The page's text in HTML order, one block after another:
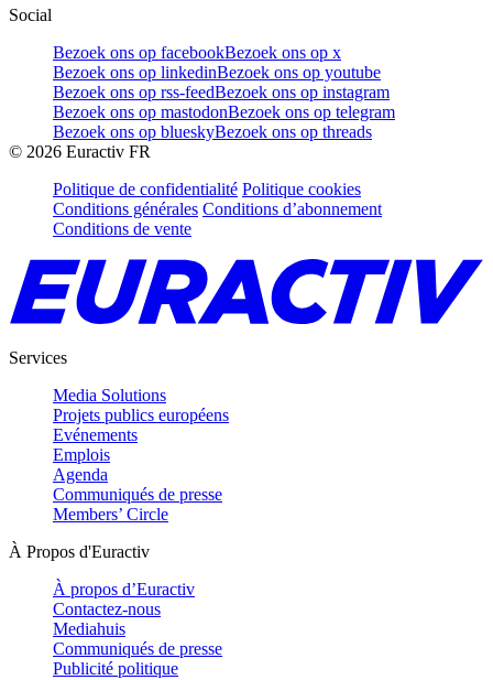
Social
Bezoek ons op facebookBezoek ons op x
Bezoek ons op linkedinBezoek ons op youtube
Bezoek ons op rss-feedBezoek ons op instagram
Bezoek ons op mastodonBezoek ons op telegram
Bezoek ons op blueskyBezoek ons op threads
© 2026 Euractiv FR
Politique de confidentialité Politique cookies
Conditions générales Conditions d’abonnement
Conditions de vente
Services
Media Solutions
Projets publics européens
Evénements
Emplois
Agenda
Communiqués de presse
Members’ Circle
À Propos d'Euractiv
À propos d’Euractiv
Contactez-nous
Mediahuis
Communiqués de presse
Publicité politique